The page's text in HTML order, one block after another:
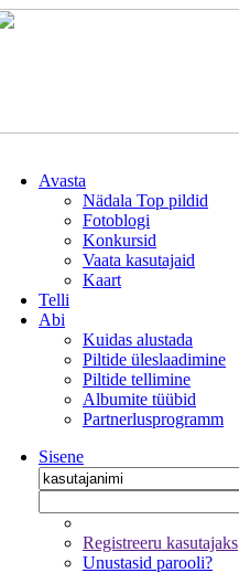
Avasta
Nädala Top pildid
Fotoblogi
Konkursid
Vaata kasutajaid
Kaart
Telli
Abi
Kuidas alustada
Piltide üleslaadimine
Piltide tellimine
Albumite tüübid
Partnerlusprogramm
Sisene
Registreeru kasutajaks
Unustasid parooli?